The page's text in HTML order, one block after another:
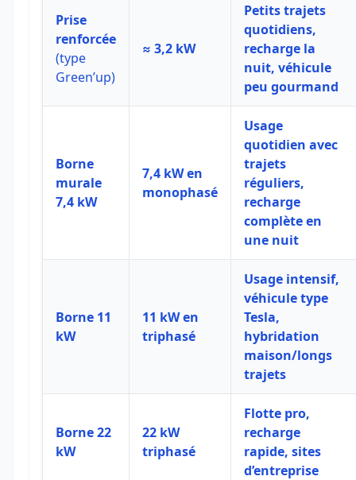
Prise
renforcée
(type
Green’up)
≈ 3,2 kW
Petits trajets
quotidiens,
recharge la
nuit, véhicule
peu gourmand
Borne
murale
7,4 kW
7,4 kW en
monophasé
Usage
quotidien avec
trajets
réguliers,
recharge
complète en
une nuit
Borne 11
kW
11 kW en
triphasé
Usage intensif,
véhicule type
Tesla,
hybridation
maison/longs
trajets
Borne 22
kW
22 kW
triphasé
Flotte pro,
recharge
rapide, sites
d’entreprise